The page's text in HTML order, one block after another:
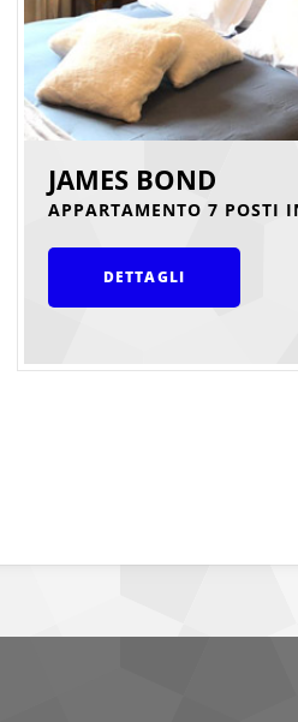
JAMES BOND
APPARTAMENTO 7 POSTI
DETTAGLI